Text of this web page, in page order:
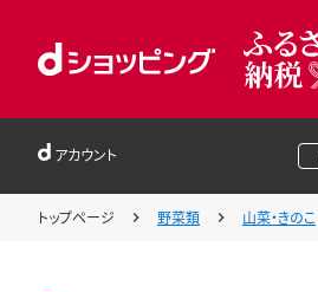
アカウント
トップページ 野菜類 山菜・きのこ